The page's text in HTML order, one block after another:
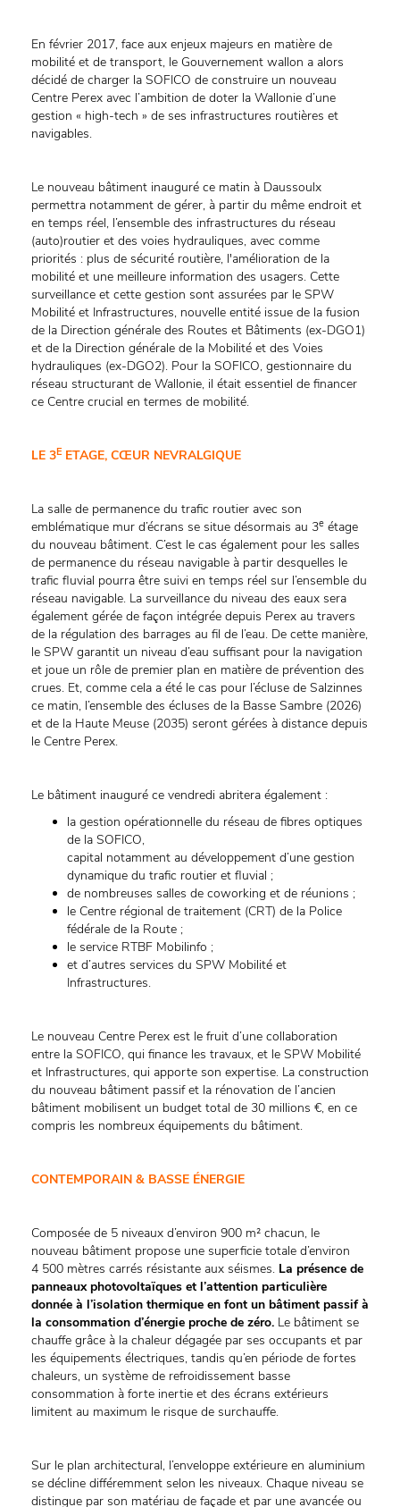
En février 2017, face aux enjeux majeurs en matière de
mobilité et de transport, le Gouvernement wallon a alors
décidé de charger la SOFICO de construire un nouveau
Centre Perex avec l’ambition de doter la Wallonie d’une
gestion « high-tech » de ses infrastructures routières et
navigables.
Le nouveau bâtiment inauguré ce matin à Daussoulx
permettra notamment de gérer, à partir du même endroit et
en temps réel, l’ensemble des infrastructures du réseau
(auto)routier et des voies hydrauliques, avec comme
priorités : plus de sécurité routière, l'amélioration de la
mobilité et une meilleure information des usagers. Cette
surveillance et cette gestion sont assurées par le SPW
Mobilité et Infrastructures, nouvelle entité issue de la fusion
de la Direction générale des Routes et Bâtiments (ex-DGO1)
et de la Direction générale de la Mobilité et des Voies
hydrauliques (ex-DGO2). Pour la SOFICO, gestionnaire du
réseau structurant de Wallonie, il était essentiel de financer
ce Centre crucial en termes de mobilité.
LE 3E ETAGE, CŒUR NEVRALGIQUE
La salle de permanence du trafic routier avec son
emblématique mur d’écrans se situe désormais au 3e étage
du nouveau bâtiment. C’est le cas également pour les salles
de permanence du réseau navigable à partir desquelles le
trafic fluvial pourra être suivi en temps réel sur l’ensemble du
réseau navigable. La surveillance du niveau des eaux sera
également gérée de façon intégrée depuis Perex au travers
de la régulation des barrages au fil de l’eau. De cette manière,
le SPW garantit un niveau d’eau suffisant pour la navigation
et joue un rôle de premier plan en matière de prévention des
crues. Et, comme cela a été le cas pour l’écluse de Salzinnes
ce matin, l’ensemble des écluses de la Basse Sambre (2026)
et de la Haute Meuse (2035) seront gérées à distance depuis
le Centre Perex.
Le bâtiment inauguré ce vendredi abritera également :
la gestion opérationnelle du réseau de fibres optiques
de la SOFICO,
capital notamment au développement d’une gestion
dynamique du trafic routier et fluvial ;
de nombreuses salles de coworking et de réunions ;
le Centre régional de traitement (CRT) de la Police
fédérale de la Route ;
le service RTBF Mobilinfo ;
et d’autres services du SPW Mobilité et
Infrastructures.
Le nouveau Centre Perex est le fruit d’une collaboration
entre la SOFICO, qui finance les travaux, et le SPW Mobilité
et Infrastructures, qui apporte son expertise. La construction
du nouveau bâtiment passif et la rénovation de l’ancien
bâtiment mobilisent un budget total de 30 millions €, en ce
compris les nombreux équipements du bâtiment.
CONTEMPORAIN & BASSE ÉNERGIE
Composée de 5 niveaux d’environ 900 m² chacun, le
nouveau bâtiment propose une superficie totale d’environ
4 500 mètres carrés résistante aux séismes. La présence de
panneaux photovoltaïques et l’attention particulière
donnée à l’isolation thermique en font un bâtiment passif à
la consommation d’énergie proche de zéro. Le bâtiment se
chauffe grâce à la chaleur dégagée par ses occupants et par
les équipements électriques, tandis qu’en période de fortes
chaleurs, un système de refroidissement basse
consommation à forte inertie et des écrans extérieurs
limitent au maximum le risque de surchauffe.
Sur le plan architectural, l’enveloppe extérieure en aluminium
se décline différemment selon les niveaux. Chaque niveau se
distingue par son matériau de façade et par une avancée ou